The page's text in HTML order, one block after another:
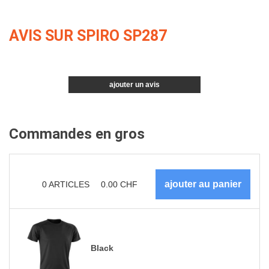
AVIS SUR SPIRO SP287
ajouter un avis
Commandes en gros
0ARTICLES 0.00 CHF
Black